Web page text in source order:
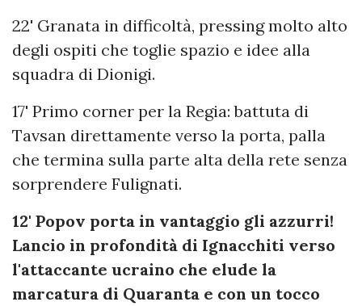
22' Granata in difficoltà, pressing molto alto
degli ospiti che toglie spazio e idee alla
squadra di Dionigi.
17' Primo corner per la Regia: battuta di
Tavsan direttamente verso la porta, palla
che termina sulla parte alta della rete senza
sorprendere Fulignati.
12' Popov porta in vantaggio gli azzurri!
Lancio in profondità di Ignacchiti verso
l'attaccante ucraino che elude la
marcatura di Quaranta e con un tocco